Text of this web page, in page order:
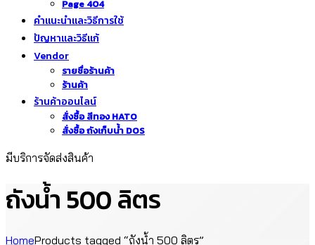
Page 404
คำแนะนำและวิธีการใช้
ปัญหาและวิธีแก้
Vendor
รายชื่อร้านค้า
ร้านค้า
ร้านค้าออนไลน์
สั่งซื้อ สีทอง HATO
สั่งซื้อ ถังเก็บน้ำ DOS
มีบริการจัดส่งสินค้า
ถังน้ำ 500 ลิตร
HomeProducts tagged “ถังน้ำ 500 ลิตร”